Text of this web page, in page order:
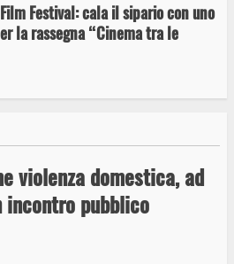
Festival: cala il sipario con uno
la rassegna “Cinema tra le
violenza domestica, ad
incontro pubblico
Baseball supera il Napoli
2023
la mostra dei bozzetti di